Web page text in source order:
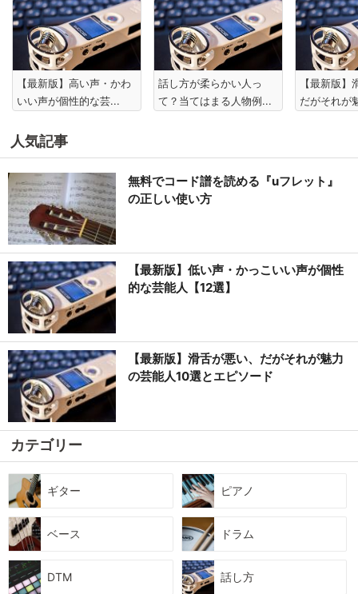
【最新版】高い声・かわ
いい声が個性的な芸...
話し方が柔らかい人っ
て？当てはまる人物例...
【最新版
だがそれが
人気記事
無料でコード譜を読める『uフレット』
の正しい使い方
【最新版】低い声・かっこいい声が個性
的な芸能人【12選】
【最新版】滑舌が悪い、だがそれが魅力
の芸能人10選とエピソード
カテゴリー
ギター ピアノ
ベース ドラム
DTM 話し方